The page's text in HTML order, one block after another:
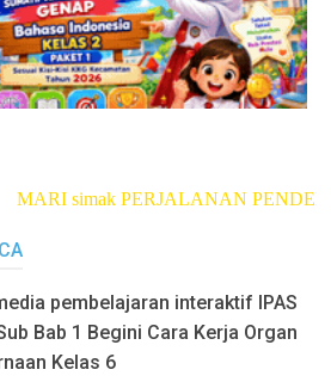
simak PERJALANAN
pembelajaran interaktif IPAS
Bab 1 Begini Cara Kerja Organ
Kelas 6